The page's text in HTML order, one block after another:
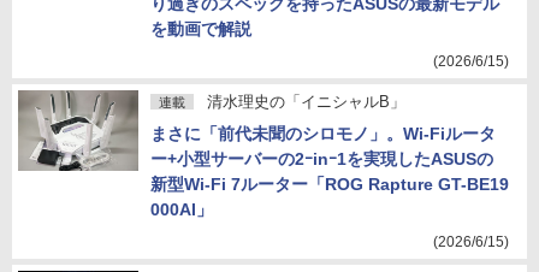
を動画で解説
(2026/6/15)
連載 清水理史の「イニシャルB」
まさに「前代未聞のシロモノ」。Wi-Fiルータ
ー+小型サーバーの2ｰinｰ1を実現したASUSの
新型Wi-Fi 7ルーター「ROG Rapture GT-BE19
000AI」
(2026/6/15)